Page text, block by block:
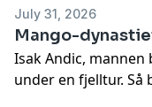
July 31, 2026
Mango-
Isak Andic,
under en fjelltur.